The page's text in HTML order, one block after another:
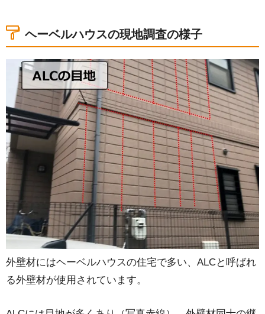
ヘーベルハウスの現地調査の様子
外壁材にはヘーベルハウスの住宅で多い、ALCと呼ばれ
る外壁材が使用されています。